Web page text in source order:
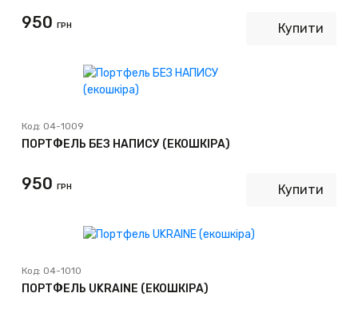
950 ГРН Купити
Код: 04-1009
ПОРТФЕЛЬ БЕЗ НАПИСУ (ЕКОШКІРА)
950 ГРН Купити
Код: 04-1010
ПОРТФЕЛЬ UKRAINE (ЕКОШКІРА)